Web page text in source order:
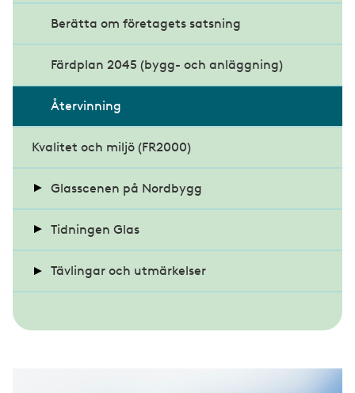
Skötselråd för glas
Säkra glasmiljöer
Glasexperten tipsar
Berätta om företagets satsning
Färdplan 2045 (bygg- och anläggning)
Återvinning
Kvalitet och miljö (FR2000)
Glasscenen på Nordbygg
Seminarier på Glasscenen 2024
Seminarier på Glasscenen 2022
Tidningen Glas
Nyheter
Tävlingar och utmärkelser